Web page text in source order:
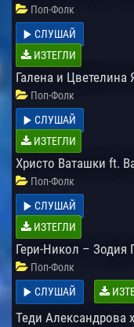
Поп-Фолк
СЛУШАЙ
ИЗТЕГЛИ
Галена и
Поп-Фолк
СЛУШАЙ
ИЗТЕГЛИ
Христо Ваташки ft.
Поп-Фолк
СЛУШАЙ
ИЗТЕГЛИ
Гери-Никол – Зодия
Поп-Фолк
СЛУШАЙ
Теди Александрова